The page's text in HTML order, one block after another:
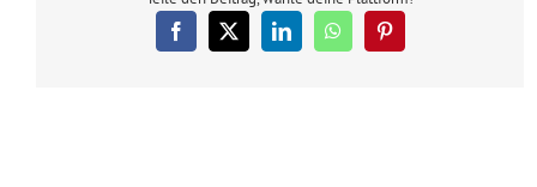
Facebook
X LinkedInWhatsAppPinterest